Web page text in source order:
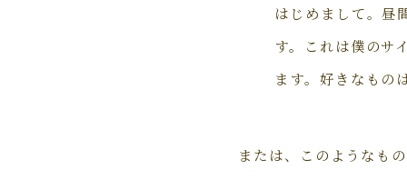
はじめまして。昼
す。これは僕のサ
ます。好きなもの
または、このようなもの